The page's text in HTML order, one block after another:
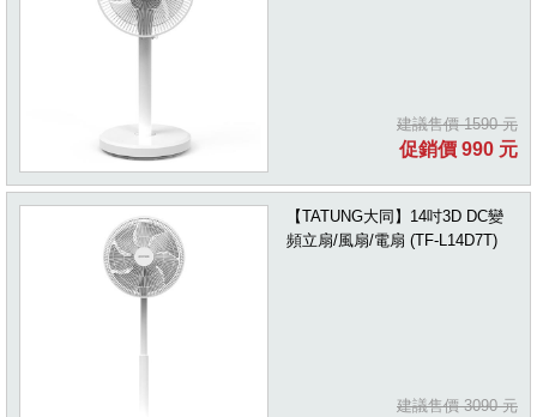
建議售價 1590 元
促銷價 990 元
【TATUNG大同】14吋3D DC變
頻立扇/風扇/電扇 (TF-L14D7T)
建議售價 3090 元